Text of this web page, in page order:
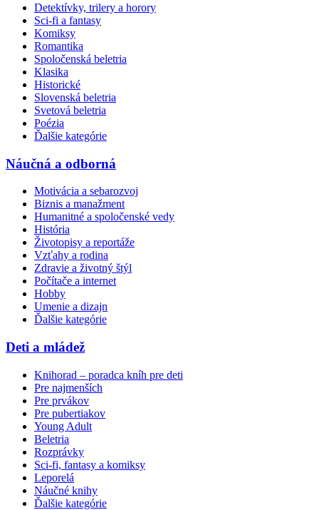
Detektívky, trilery a horory
Sci-fi a fantasy
Komiksy
Romantika
Spoločenská beletria
Klasika
Historické
Slovenská beletria
Svetová beletria
Poézia
Ďalšie kategórie
Náučná a odborná
Motivácia a sebarozvoj
Biznis a manažment
Humanitné a spoločenské vedy
História
Životopisy a reportáže
Vzťahy a rodina
Zdravie a životný štýl
Počítače a internet
Hobby
Umenie a dizajn
Ďalšie kategórie
Deti a mládež
Knihorad – poradca kníh pre deti
Pre najmenších
Pre prvákov
Pre pubertiakov
Young Adult
Beletria
Rozprávky
Sci-fi, fantasy a komiksy
Leporelá
Náučné knihy
Ďalšie kategórie